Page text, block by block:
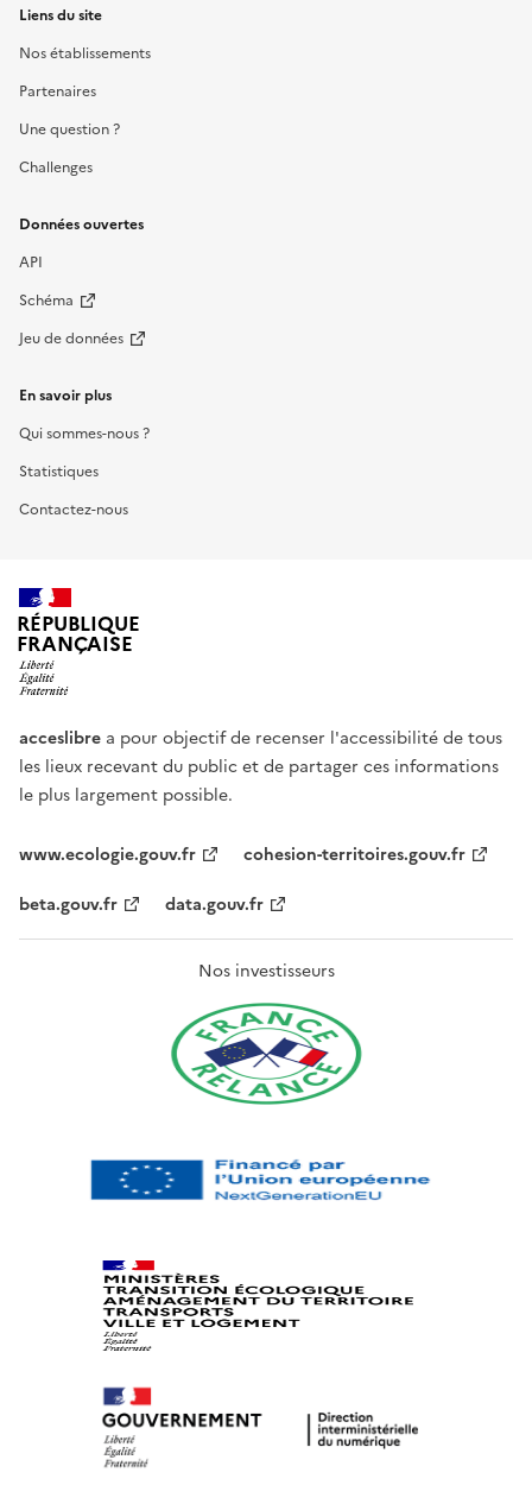
Liens du site
Nos établissements
Partenaires
Une question ?
Challenges
Données ouvertes
API
Schéma
Jeu de données
En savoir plus
Qui sommes-nous ?
Statistiques
Contactez-nous
RÉPUBLIQUE
FRANÇAISE
acceslibre a pour objectif de recenser l'accessibilité de tous
les lieux recevant du public et de partager ces informations
le plus largement possible.
www.ecologie.gouv.fr
cohesion-territoires.gouv.fr
beta.gouv.fr
data.gouv.fr
Nos investisseurs